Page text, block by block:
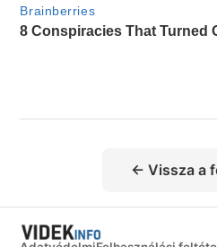
← Vissza a